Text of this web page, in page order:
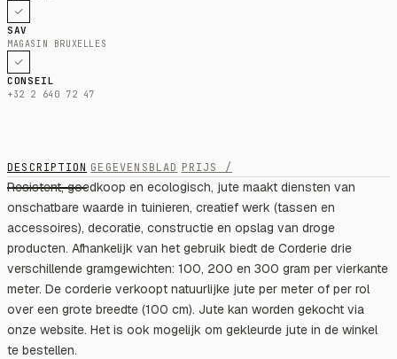
SAV
MAGASIN BRUXELLES
CONSEIL
+32 2 640 72 47
DESCRIPTION GEGEVENSBLAD PRIJS /
Resistent, goedkoop en ecologisch, jute maakt diensten van
onschatbare waarde in tuinieren, creatief werk (tassen en
accessoires), decoratie, constructie en opslag van droge
producten. Afhankelijk van het gebruik biedt de Corderie drie
verschillende gramgewichten: 100, 200 en 300 gram per vierkante
meter. De corderie verkoopt natuurlijke jute per meter of per rol
over een grote breedte (100 cm). Jute kan worden gekocht via
onze website. Het is ook mogelijk om gekleurde jute in de winkel
te bestellen.